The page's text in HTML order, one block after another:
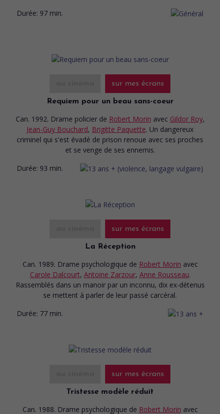
Durée: 97 min.
sur mes écrans
Requiem pour un beau sans-coeur
Can. 1992. Drame policier de Robert Morin avec Gildor Roy,
Jean-Guy Bouchard, Brigitte Paquette. Un dangereux
criminel qui s'est évadé de prison renoue avec ses proches
et se venge de ses ennemis.
Durée: 93 min.
sur mes écrans
La Réception
Can. 1989. Drame psychologique de Robert Morin avec
Carole Dalcourt, Antoine Zarzour, Anne Rousseau.
Rassemblés dans un manoir par un inconnu, dix ex-détenus
se mettent à parler de leur passé carcéral.
Durée: 77 min.
sur mes écrans
Tristesse modèle réduit
Can. 1988. Drame psychologique de Robert Morin avec